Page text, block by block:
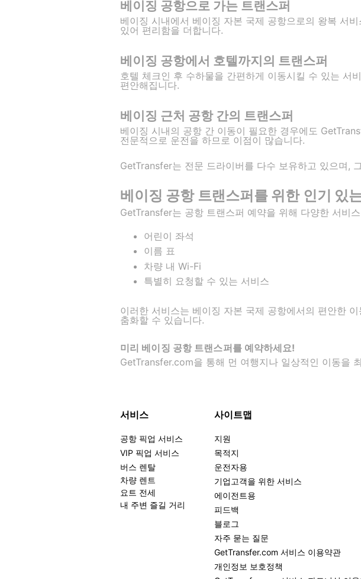
베이징 공항으로 가는 트랜스퍼
베이징 시내에서 베이징 자본 국제 공항으로의 왕복 서
있어 편리함을 더합니다.
베이징 공항에서 호텔까지의 트랜스퍼
호텔 체크인 후 수하물을 간편하게 이동시킬 수 있는 서
편안해집니다.
베이징 근처 공항 간의 트랜스퍼
베이징 시내의 공항 간 이동이 필요한 경우에도
전문적으로 운전을 하므로 이점이 많습니다.
GetTransfer는 전문 드라이버를 다수 보유하고 있으며,
베이징 공항 트랜스퍼를 위한 인기 있
GetTransfer는 공항 트랜스퍼 예약을 위해 다양한 서비
어린이 좌석
이름 표
차량 내 Wi-Fi
특별히 요청할 수 있는 서비스
이러한 서비스는 베이징 자본 국제 공항에서의 편안한
춤화할 수 있습니다.
미리 베이징 공항 트랜스퍼를 예약하세요!
GetTransfer.com을 통해 먼 여행지나 일상적인 이동을
서비스
공항 픽업 서비스
VIP 픽업 서비스
버스 렌탈
차량 렌트
요트 전세
내 주변 즐길 거리
사이트맵
지원
목적지
운전자용
기업고객을 위한 서비스
에이전트용
피드백
블로그
자주 묻는 질문
GetTransfer.com 서비스 이용약관
개인정보 보호정책